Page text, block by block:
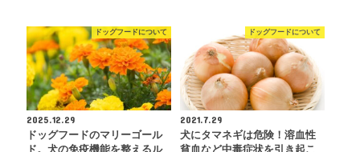
ドッグフードについて
2025.12.29
ドッグフードのマリーゴール
ドッグフードについて
2021.7.29
犬にタマネギは危険！溶血性